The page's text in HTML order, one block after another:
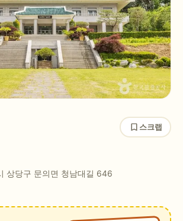
스크랩
상당구 문의면 청남대길 646